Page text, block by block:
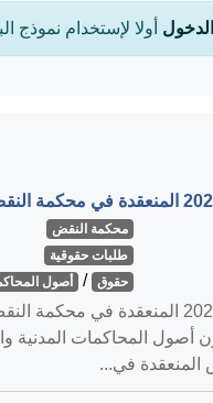
أولا لإستخدام نموذج
محكمة النقض
طلبات حقوقية
حقوق / أصول
في...